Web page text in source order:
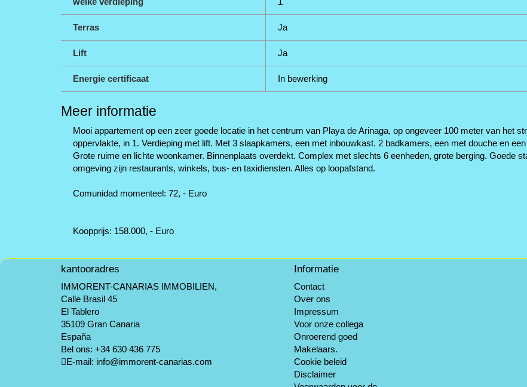
Terras Ja
Lift Ja
Energie certificaat In bewerking
Meer informatie
Mooi appartement op een zeer goede locatie in het centrum van Playa de Arinaga, op ongeveer 100 meter van het
oppervlakte, in 1. Verdieping met lift. Met 3 slaapkamers, een met inbouwkast. 2 badkamers, een met douche en
Grote ruime en lichte woonkamer. Binnenplaats overdekt. Complex met slechts 6 eenheden, grote berging. Goede
omgeving zijn restaurants, winkels, bus- en taxidiensten. Alles op loopafstand.
Comunidad momenteel: 72, - Euro
Koopprijs: 158.000, - Euro
kantooradres
IMMORENT-CANARIAS IMMOBILIEN,
Calle Brasil 45
El Tablero
35109 Gran Canaria
España
Bel ons: +34 630 436 775
E-mail: info@immorent-canarias.com
Informatie
Contact
Over ons
Impressum
Voor onze collega
Onroerend goed
Makelaars.
Cookie beleid
Disclaimer